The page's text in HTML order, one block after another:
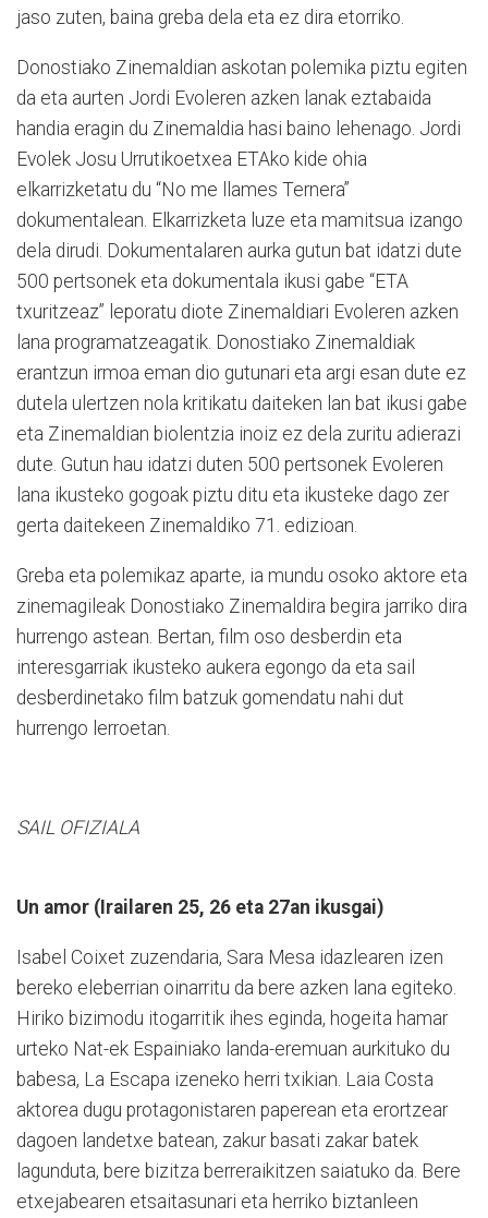
jaso zuten, baina greba dela eta ez dira etorriko.
Donostiako Zinemaldian askotan polemika piztu egiten
da eta aurten Jordi Evoleren azken lanak eztabaida
handia eragin du Zinemaldia hasi baino lehenago. Jordi
Evolek Josu Urrutikoetxea ETAko kide ohia
elkarrizketatu du “No me llames Ternera”
dokumentalean. Elkarrizketa luze eta mamitsua izango
dela dirudi. Dokumentalaren aurka gutun bat idatzi dute
500 pertsonek eta dokumentala ikusi gabe “ETA
txuritzeaz” leporatu diote Zinemaldiari Evoleren azken
lana programatzeagatik. Donostiako Zinemaldiak
erantzun irmoa eman dio gutunari eta argi esan dute ez
dutela ulertzen nola kritikatu daiteken lan bat ikusi gabe
eta Zinemaldian biolentzia inoiz ez dela zuritu adierazi
dute. Gutun hau idatzi duten 500 pertsonek Evoleren
lana ikusteko gogoak piztu ditu eta ikusteke dago zer
gerta daitekeen Zinemaldiko 71. edizioan.
Greba eta polemikaz aparte, ia mundu osoko aktore eta
zinemagileak Donostiako Zinemaldira begira jarriko dira
hurrengo astean. Bertan, film oso desberdin eta
interesgarriak ikusteko aukera egongo da eta sail
desberdinetako film batzuk gomendatu nahi dut
hurrengo lerroetan.
SAIL OFIZIALA
Un amor (Irailaren 25, 26 eta 27an ikusgai)
Isabel Coixet zuzendaria, Sara Mesa idazlearen izen
bereko eleberrian oinarritu da bere azken lana egiteko.
Hiriko bizimodu itogarritik ihes eginda, hogeita hamar
urteko Nat-ek Espainiako landa-eremuan aurkituko du
babesa, La Escapa izeneko herri txikian. Laia Costa
aktorea dugu protagonistaren paperean eta erortzear
dagoen landetxe batean, zakur basati zakar batek
lagunduta, bere bizitza berreraikitzen saiatuko da. Bere
etxejabearen etsaitasunari eta herriko biztanleen